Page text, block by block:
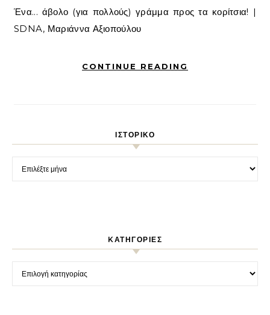
Ένα... άβολο (για πολλούς) γράμμα προς τα κορίτσια! |
SDNA, Μαριάννα Αξιοπούλου
CONTINUE READING
ΙΣΤΟΡΙΚΌ
Ιστορικό
KΑΤΗΓΟΡΊΕΣ
Kατηγορίες